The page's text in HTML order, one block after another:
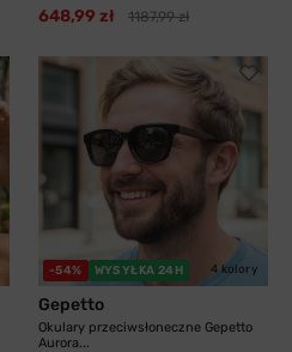
648,99 zł 1187,99 zł
-54% WYSYŁKA 24H 4 kolory
Gepetto
Okulary przeciwsłoneczne Gepetto
Aurora...